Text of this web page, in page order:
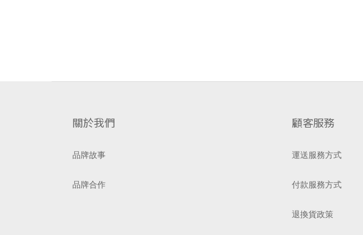
關於我們
品牌故事
品牌合作
顧客服務
運送服務方式
付款服務方式
退換貨政策